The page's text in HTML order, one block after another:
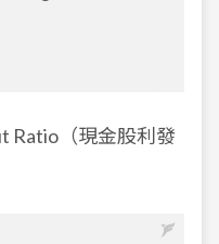
Ratio（現金股利發